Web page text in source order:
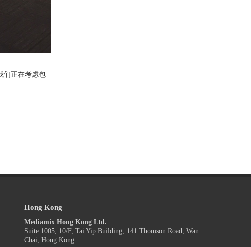
们正在考虑包
Hong Kong
Mediamix Hong Kong Ltd.
Suite 1005, 10/F, Tai Yip Building, 141 Thomson Road, Wan
Chai, Hong Kong